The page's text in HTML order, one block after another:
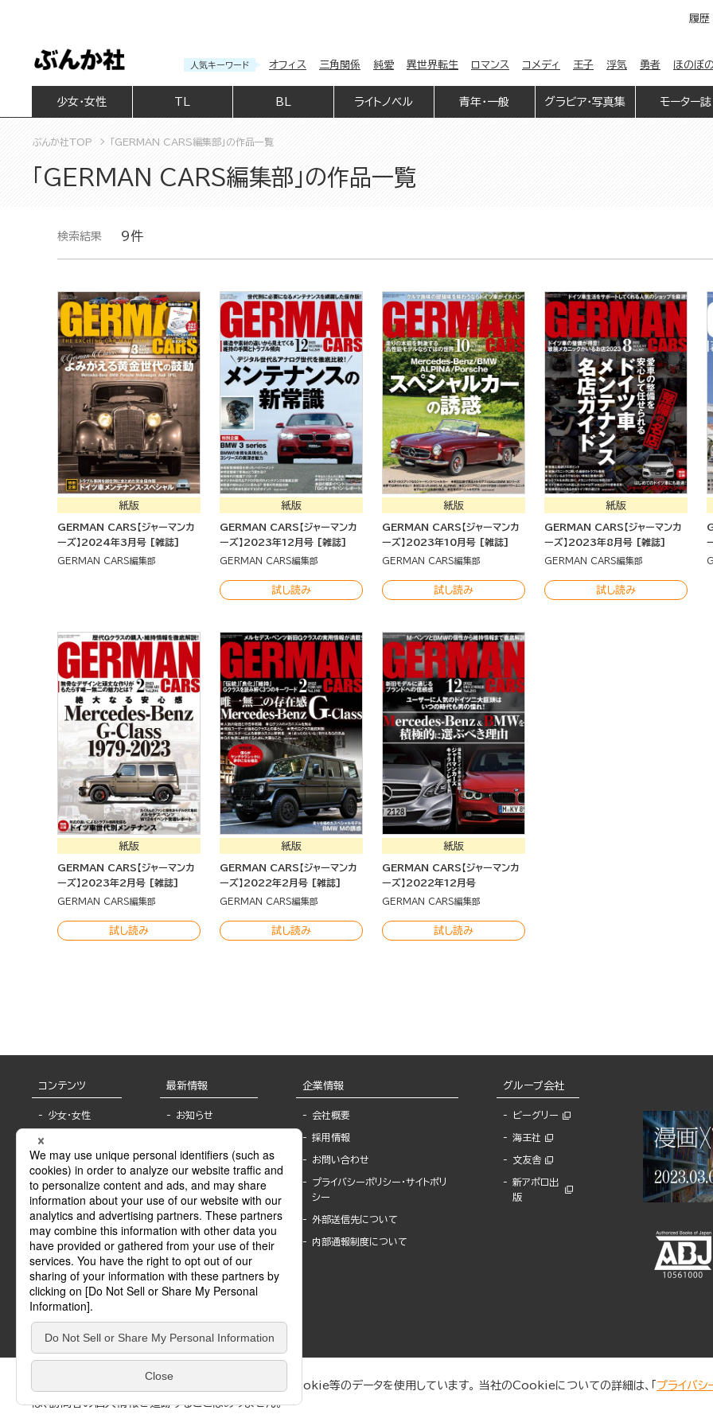
履歴
人気キーワード オフィス 三角関係 純愛 異世界転生 ロマンス コメディ 王子 浮気 勇者 ほのぼ
少女・女性 BL ライトノベル 青年・一般 グラビア・写真集 モーター誌
ぶんか社TOP 「GERMAN CARS編集部」の作品一覧
「GERMAN CARS編集部」の作品一覧
検索結果 9件
紙版
GERMAN CARS【ジャーマンカ
ーズ】2024年3月号 [雑誌]
GERMAN CARS編集部
紙版
GERMAN CARS【ジャーマンカ
ーズ】2023年12月号 [雑誌]
GERMAN CARS編集部
試し読み
紙版
GERMAN CARS【ジャーマンカ
ーズ】2023年10月号 [雑誌]
GERMAN CARS編集部
試し読み
紙版
GERMAN CARS【ジャーマンカ
ーズ】2023年8月号 [雑誌]
GERMAN CARS編集部
試し読み
紙版
GERMAN CARS【ジャーマンカ
ーズ】2023年2月号 [雑誌]
GERMAN CARS編集部
試し読み
紙版
GERMAN CARS【ジャーマンカ
ーズ】2022年2月号 [雑誌]
GERMAN CARS編集部
試し読み
紙版
GERMAN CARS【ジャーマンカ
ーズ】2022年12月号
GERMAN CARS編集部
試し読み
コンテンツ
少女・女性
BL
ライトノベル
青年・一般
グラビア・写真
モーター誌
SPECIAL
Sublicense
最新情報
お知らせ
報
書店様へ
海外ライセンシー
公式SNSアカウ
ント
作家一覧
Keyword list
Author list
企業情報
会社概要
採用情報
お問い合わせ
プライバシーポリシー・サイトポリ
シー
外部送信先について
内部通報制度について
グループ会社
ビーグリー
海王社
文友舎
新アポロ出
版
ぶんか社が運営するサイトでは、利便性向上のためにCookie等のデータを使用しています。 当社のCookieについての詳細は、「 プライバシ
は、訪問者の個人情報を追跡することはありません。